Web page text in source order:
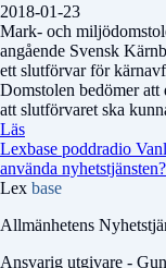
2018-01-23
Mark- och
angående Svensk
ett slutförvar för
Domstolen bedömer
att slutförvaret ska
Läs
Lexbase poddradio
använda nyhetstjänsten?
Lex base
Allmänhetens
Ansvarig utgivare -